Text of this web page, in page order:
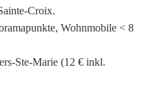
Croix.
Wohnmobile < 8
Ste-Marie (12 € inkl.